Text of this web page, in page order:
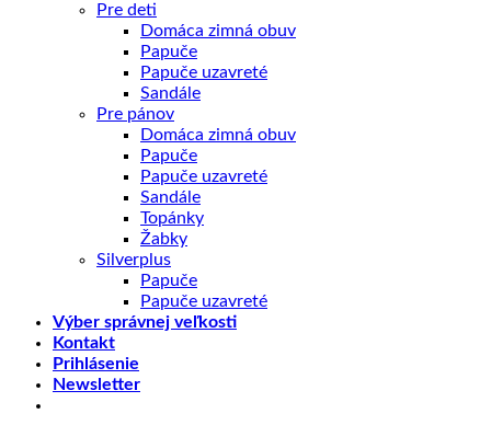
Pre deti
Domáca zimná obuv
Papuče
Papuče uzavreté
Sandále
Pre pánov
Domáca zimná obuv
Papuče
Papuče uzavreté
Sandále
Topánky
Žabky
Silverplus
Papuče
Papuče uzavreté
Výber správnej veľkosti
Kontakt
Prihlásenie
Newsletter